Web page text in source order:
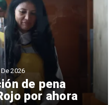
de pena
por ahora
2026